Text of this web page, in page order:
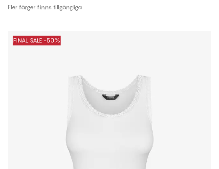
Fler färger finns tillgängliga
FINAL SALE -50%